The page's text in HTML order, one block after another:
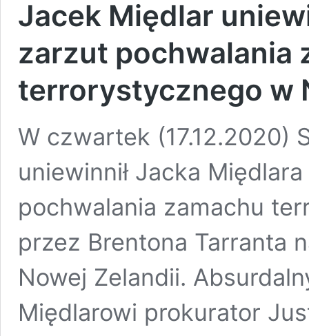
Jacek Międlar
zarzut pochwalania
terrorystycznego w
W czwartek (17.12.2020)
uniewinnił Jacka
pochwalania zamachu
przez Brentona Tarranta
Nowej Zelandii.
Międlarowi prokurator